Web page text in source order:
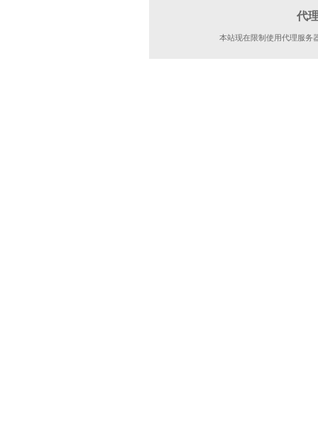
代
本站现在限制使用代理服务